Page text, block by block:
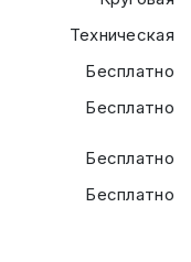
Техническая
Бесплатно
Бесплатно
Бесплатно
Бесплатно